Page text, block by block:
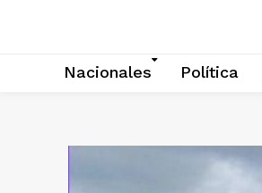
Nacionales Política